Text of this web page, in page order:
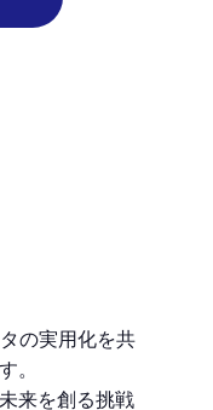
の実用化を共
。
来を創る挑戦